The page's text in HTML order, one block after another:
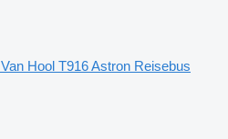
Van Hool T916 Astron Reisebus